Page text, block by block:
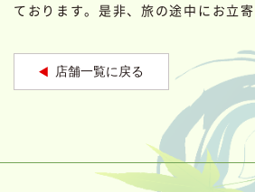
ております。是非、旅の途中にお立
店舗一覧に戻る